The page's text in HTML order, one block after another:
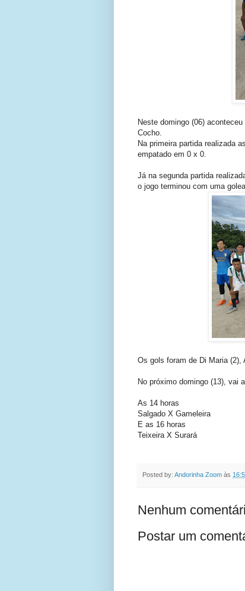
Neste domingo (06)
Cocho.
Na primeira partida realizada
empatado em 0 x 0.
Já na segunda partida
o jogo terminou com uma
Os gols foram de Di Maria (2),
No próximo domingo (13), vai
As 14 horas
Salgado X Gameleira
E as 16 horas
Teixeira X Surará
Posted by: Andorinha Zoom às
Nenhum
Postar um